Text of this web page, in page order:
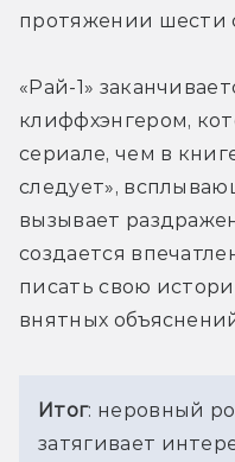
протяжении шести
«Рай-1»
клиффхэнгером,
сериале, чем в
следует»,
вызывает
создается
писать свою
внятных
Итог: неровный
затягивает